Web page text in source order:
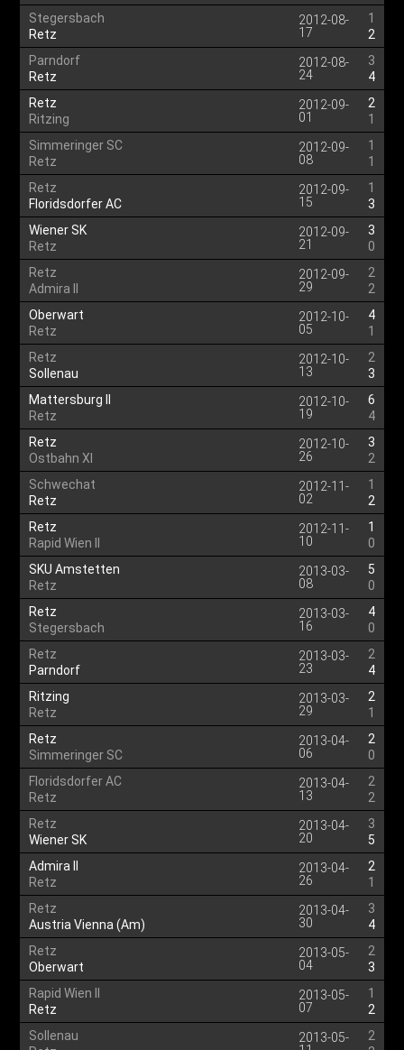
Stegersbach
Retz
2012-08-
17
1
2
Parndorf
Retz
2012-08-
24
3
4
Retz
Ritzing
2012-09-
01
2
1
Simmeringer SC
Retz
2012-09-
08
1
1
Retz
Floridsdorfer AC
2012-09-
15
1
3
Wiener SK
Retz
2012-09-
21
3
0
Retz
Admira II
2012-09-
29
2
2
Oberwart
Retz
2012-10-
05
4
1
Retz
Sollenau
2012-10-
13
2
3
Mattersburg II
Retz
2012-10-
19
6
4
Retz
Ostbahn XI
2012-10-
26
3
2
Schwechat
Retz
2012-11-
02
1
2
Retz
Rapid Wien II
2012-11-
10
1
0
SKU Amstetten
Retz
2013-03-
08
5
0
Retz
Stegersbach
2013-03-
16
4
0
Retz
Parndorf
2013-03-
23
2
4
Ritzing
Retz
2013-03-
29
2
1
Retz
Simmeringer SC
2013-04-
06
2
0
Floridsdorfer AC
Retz
2013-04-
13
2
2
Retz
Wiener SK
2013-04-
20
3
5
Admira II
Retz
2013-04-
26
2
1
Retz
Austria Vienna (Am)
2013-04-
30
3
4
Retz
Oberwart
2013-05-
04
2
3
Rapid Wien II
Retz
2013-05-
07
1
2
Sollenau
2013-05-
2